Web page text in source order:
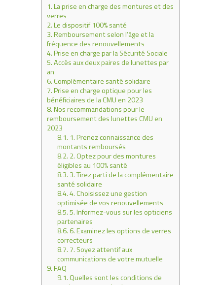
1.La prise en charge des montures et des
verres
2.Le dispositif 100% santé
3.Remboursement selon l’âge et la
fréquence des renouvellements
4.Prise en charge par la Sécurité Sociale
5.Accès aux deux paires de lunettes par
an
6.Complémentaire santé solidaire
7.Prise en charge optique pour les
bénéficiaires de la CMU en 2023
8.Nos recommandations pour le
remboursement des lunettes CMU en
2023
8.1. 1. Prenez connaissance des
montants remboursés
8.2. 2. Optez pour des montures
éligibles au 100% santé
8.3. 3. Tirez parti de la complémentaire
santé solidaire
8.4.4. Choisissez une gestion
optimisée de vos renouvellements
8.5.5. Informez-vous sur les opticiens
partenaires
8.6.6. Examinez les options de verres
correcteurs
8.7. 7. Soyez attentif aux
communications de votre mutuelle
9.FAQ
9.1.Quelles sont les conditions de